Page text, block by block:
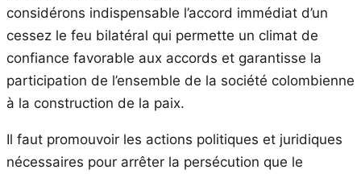
considérons indispensable l’accord immédiat d’un
cessez le feu bilatéral qui permette un climat de
confiance favorable aux accords et garantisse la
participation de l’ensemble de la société colombienne
à la construction de la paix.
Il faut promouvoir les actions politiques et juridiques
nécessaires pour arrêter la persécution que le